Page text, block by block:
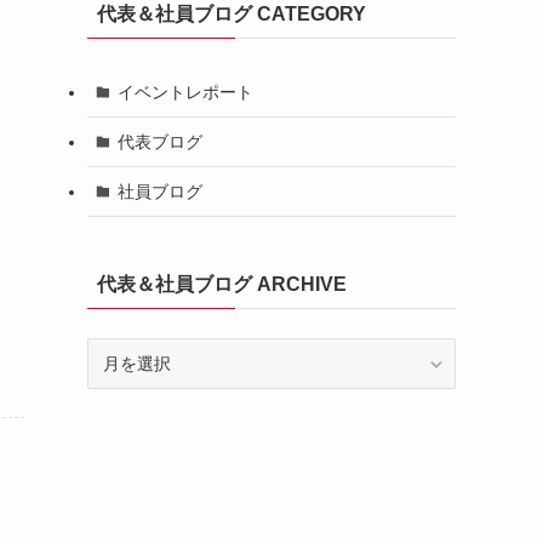
代表＆社員ブログ CATEGORY
イベントレポート
代表ブログ
社員ブログ
代表＆社員ブログ ARCHIVE